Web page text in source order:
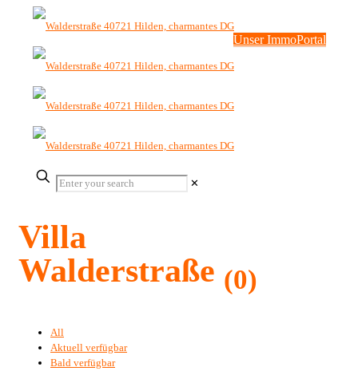
Unser ImmoPortal
✕
Villa
Walderstraße (0)
All
Aktuell verfügbar
Bald verfügbar